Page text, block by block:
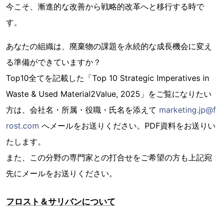
今こそ、漸進的な改善から戦略的改革へと移行する時で
す。
あなたの組織は、廃棄物の課題を永続的な成長機会に変え
る準備ができていますか？
Top10全てを記載した「Top 10 Strategic Imperatives in
Waste & Used Material2Value, 2025」をご覧になりたい
方は、会社名・所属・役職・氏名を添えて marketing.jp@f
rost.com へメールをお送りください。PDF資料をお送りい
たします。
また、この分野の専門家との打合せをご希望の方も上記宛
先にメールをお送りください。
フロスト＆サリバンについて